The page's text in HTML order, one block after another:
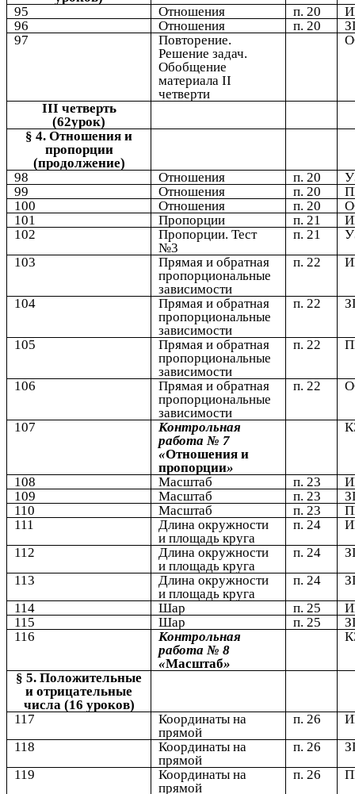
95
Отношения п. 20
96
Отношения п. 20
97
Повторение.
Решение задач.
Обобщение
материала II
четверти
III четверть
(62урок)
§ 4. Отношения и
пропорции
(продолжение)
98
Отношения п. 20
99
Отношения п. 20
100
Отношения п. 20
101
Пропорции п. 21
102
Пропорции. Тест
№3
п. 21
103
Прямая и обратная
пропорциональные
зависимости
п. 22
104
Прямая и обратная
пропорциональные
зависимости
п. 22
105
Прямая и обратная
пропорциональные
зависимости
п. 22
106
Прямая и обратная
пропорциональные
зависимости
п. 22
107
Контрольная
работа № 7
«Отношения и
пропорции»
108 Масштаб п. 23
109
Масштаб п. 23
110
Масштаб п. 23
111
Длина окружности
и площадь круга
п. 24
112
Длина окружности
и площадь круга
п. 24
113
Длина окружности
и площадь круга
п. 24
114
Шар п. 25
115
Шар п. 25
116
Контрольная
работа № 8
«Масштаб»
§ 5. Положительные
и отрицательные
числа (16 уроков)
117
Координаты на
прямой
п. 26
118
Координаты на
прямой
п. 26
119
Координаты на
прямой
п. 26